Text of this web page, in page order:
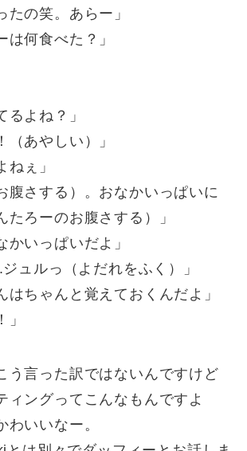
たの笑。あらー」
は何食べた？」
るよね？」
（あやしい）」
ねぇ」
腹さする）。おなかいっぱいに
たろーのお腹さする）」
かいっぱいだよ」
ュルっ（よだれをふく）」
はちゃんと覚えておくんだよ」
う言った訳ではないんですけど
ィングってこんなもんですよ
わいいなー。